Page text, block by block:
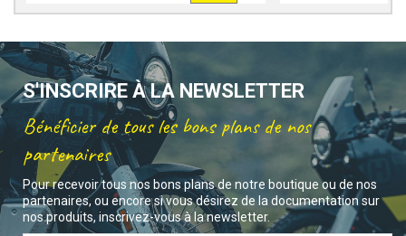
S'INSCRIRE À LA NEWSLETTER
Bénéficier de tous les bons plans de nos
partenaires
Pour recevoir tous nos bons plans de notre boutique ou de nos
partenaires, ou encore si vous désirez de la documentation sur
nos produits, inscrivez-vous à la newsletter.